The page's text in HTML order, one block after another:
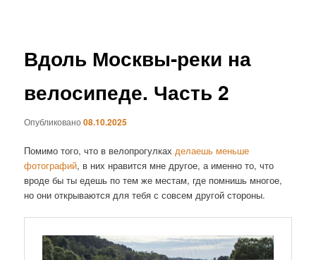
Вдоль Москвы-реки на
велосипеде. Часть 2
Опубликовано08.10.2025
Помимо того, что в велопрогулкахделаешь меньше
фотографий, в них нравится мне другое, а именно то, что
вроде бы ты едешь по тем же местам, где помнишь многое,
но они открываются для тебя с совсем другой стороны.